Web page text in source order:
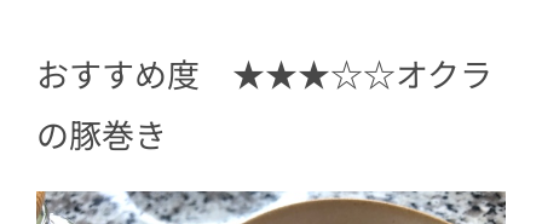
おすすめ度 ★★★☆☆オクラ
の豚巻き